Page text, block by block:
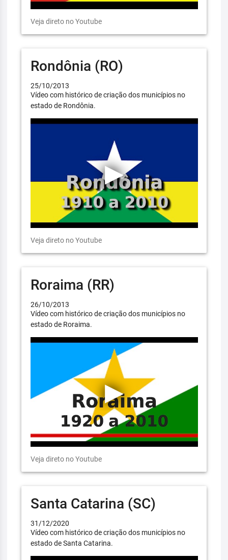
Veja direto no Youtube
Rondônia (RO)
25/10/2013
Vídeo com histórico de criação dos municípios no
estado de Rondônia.
Veja direto no Youtube
Roraima (RR)
26/10/2013
Vídeo com histórico de criação dos municípios no
estado de Roraima.
Veja direto no Youtube
Santa Catarina (SC)
31/12/2020
Vídeo com histórico de criação dos municípios no
estado de Santa Catarina.